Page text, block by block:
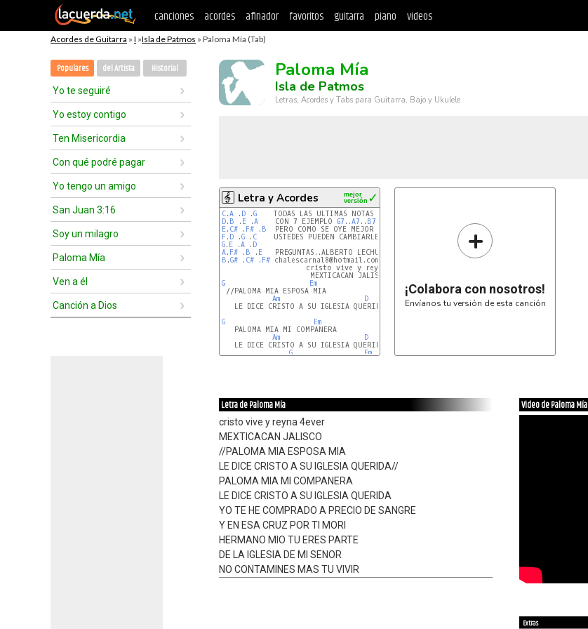
canciones acordes afinador favoritos guitarra piano videos
Acordes de Guitarra » I »Isla de Patmos » Paloma Mía (Tab)
Populares del Artista Historial
Yo te seguiré
Yo estoy contigo
Ten Misericordia
Con qué podré pagar
Yo tengo un amigo
San Juan 3:16
Soy un milagro
Paloma Mía
Ven a él
Canción a Dios
Paloma Mía
Isla de Patmos
Letras, Acordes y Tabs para Guitarra, Bajo y Ukulele
Letra y Acordes ✓
mejor
versión
C.A . D .G
D. B . E .A
    CON 7 EJEMPLO
G7 ..A7 .. B7
E. C# . F# . B
F . D .G . C
G. E .A . D
A. F# . B . E
B .G# . C# . F# chalescarnal8@hotmail.com
                    cristo vive y reyna 4ever
G
Em
//PALOMA MIA ESPOSA MIA
Am
D
   LE DICE CRISTO A SU IGLESIA QUERIDA//
G
Em
   PALOMA MIA MI COMPANERA
Am
D
   LE DICE CRISTO A SU IGLESIA QUERIDA
G
Em
+
¡Colabora con nosotros!
Envíanos tu versión de esta canción
Letra de Paloma Mía
cristo vive y reyna 4ever
MEXTICACAN JALISCO
//PALOMA MIA ESPOSA MIA
LE DICE CRISTO A SU IGLESIA QUERIDA//
PALOMA MIA MI COMPANERA
LE DICE CRISTO A SU IGLESIA QUERIDA
YO TE HE COMPRADO A PRECIO DE SANGRE
Y EN ESA CRUZ POR TI MORI
HERMANO MIO TU ERES PARTE
DE LA IGLESIA DE MI SENOR
NO CONTAMINES MAS TU VIVIR
Video de Paloma Mía
Extras